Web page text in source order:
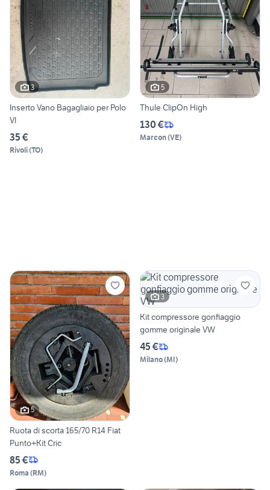
3
Inserto Vano Bagagliaio per Polo
VI
35 €
Rivoli(TO)
5
Thule ClipOn High
130 €
Marcon(VE)
5
Ruota di scorta 165/70 R14 Fiat
Punto+Kit Cric
85 €
Roma (RM)
3
Kit compressore gonfiaggio
gomme originale VW
45 €
Milano(MI)